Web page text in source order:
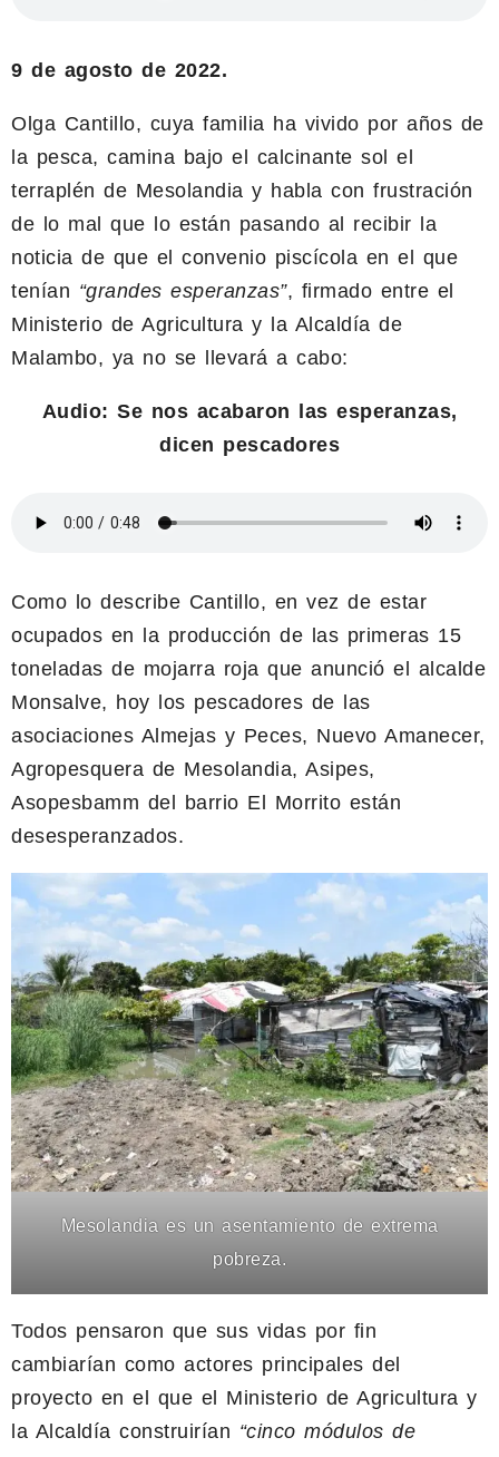
9 de agosto de 2022.
Olga Cantillo, cuya familia ha vivido por años de
la pesca, camina bajo el calcinante sol el
terraplén de Mesolandia y habla con frustración
de lo mal que lo están pasando al recibir la
noticia de que el convenio piscícola en el que
tenían “grandes esperanzas”, firmado entre el
Ministerio de Agricultura y la Alcaldía de
Malambo, ya no se llevará a cabo:
Audio: Se nos acabaron las esperanzas,
dicen pescadores
Como lo describe Cantillo, en vez de estar
ocupados en la producción de las primeras 15
toneladas de mojarra roja que anunció el alcalde
Monsalve, hoy los pescadores de las
asociaciones Almejas y Peces, Nuevo Amanecer,
Agropesquera de Mesolandia, Asipes,
Asopesbamm del barrio El Morrito están
desesperanzados.
Mesolandia es un asentamiento de extrema
pobreza.
Todos pensaron que sus vidas por fin
cambiarían como actores principales del
proyecto en el que el Ministerio de Agricultura y
la Alcaldía construirían “cinco módulos de